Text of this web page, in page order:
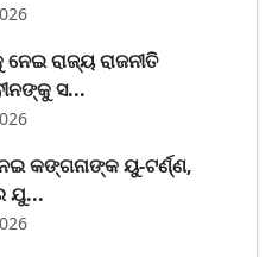
ରାଜ୍ୟ ରାଜନୀତି
ସ...
କଙ୍ଗନାଙ୍କ ୟୁ-ଟର୍ଣ୍ଣ,
ଯୁ...